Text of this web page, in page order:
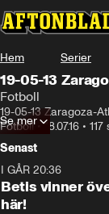
Hem Serier
19-05-13
Fotboll
19-05-13 Zaragoza-
Fotboll•18.07.16 • 117
Se mer
Senast
I GÅR 20:36
Betis vinner
här!